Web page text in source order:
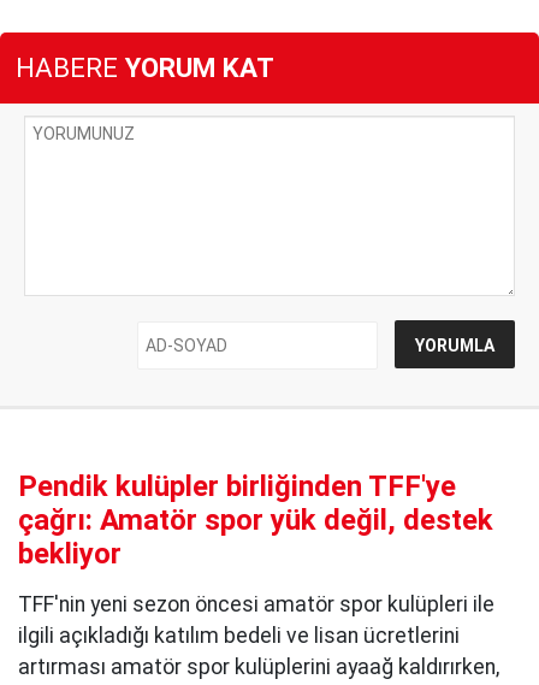
HABERE YORUM KAT
Pendik kulüpler birliğinden TFF'ye
çağrı: Amatör spor yük değil, destek
bekliyor
TFF'nin yeni sezon öncesi amatör spor kulüpleri ile
ilgili açıkladığı katılım bedeli ve lisan ücretlerini
artırması amatör spor kulüplerini ayaağ kaldırırken,